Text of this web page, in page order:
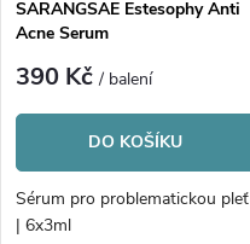
p
r
o
d
p
r
o
SARANGSAE Estesophy Anti
Acne Serum
390 Kč/ balení
DO KOŠÍKU
Sérum pro problematickou pleť
| 6x3ml